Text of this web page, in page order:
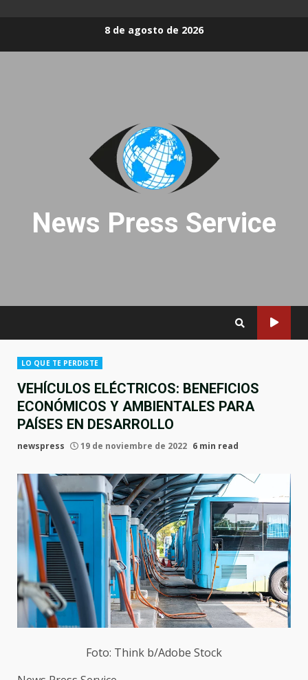
8 de agosto de 2026
News Press Service
LO QUE TE PERDISTE
VEHÍCULOS ELÉCTRICOS: BENEFICIOS
ECONÓMICOS Y AMBIENTALES PARA
PAÍSES EN DESARROLLO
newspress 19 de noviembre de 2022 6 min read
Foto: Think b/Adobe Stock